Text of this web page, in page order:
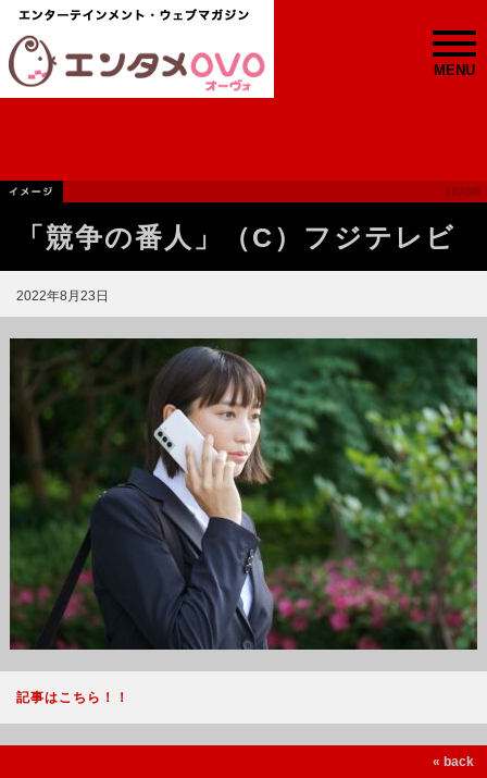
MENU
「競争の番人」（C）フジテレビ
2022年8月23日
記事はこちら！！
« back